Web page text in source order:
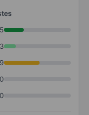
5
3
9
0
0